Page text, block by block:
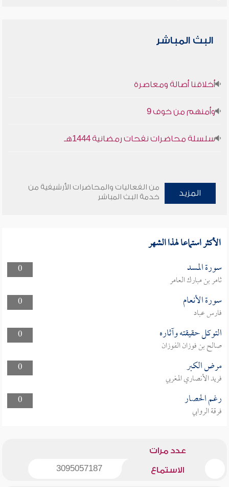
البث المباشر
أخلاقنا أصالة ومعاصرة
وأمنهم من خوف 9
سلسلة محاضرات نفحات رمضانية 1444هـ
المزيد
من الفعاليات والمحاضرات الأرشيفية من
خدمة البث المباشر
الأكثر استماعا لهذا الشهر
0 سورة المسد
ثامر بن مبارك العامر
0
سورة الأنعام
فارس عباد
0
التوكل حقيقته وآثاره
صالح بن فوزان الفوزان
0
مرض الكبر
فريد الأنصاري المغربي
0
رغم الحصار
فرقة الروابي
عدد مرات
الاستماع 3095057187